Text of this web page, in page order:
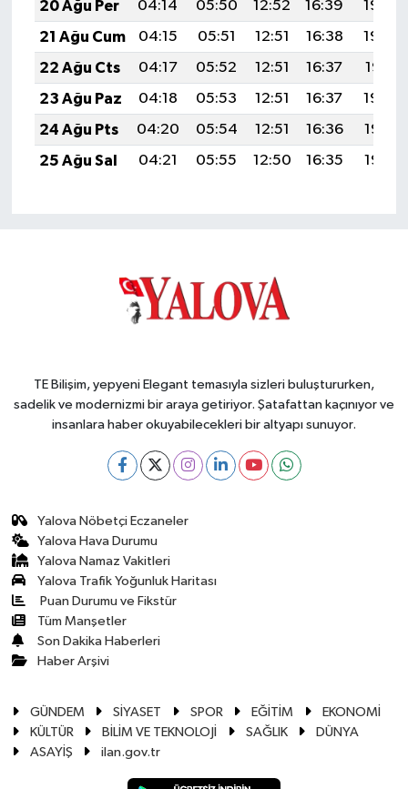
20 Ağu Per
04:14 05:50 12:52 16:39
19:44
21 Ağu Cum
04:15 05:51 12:51 16:38
19:42
22 Ağu Cts
04:17 05:52 12:51 16:37
19:41
23 Ağu Paz
04:18 05:53 12:51 16:37
19:39
24 Ağu Pts
04:20 05:54 12:51 16:36
19:38
25 Ağu Sal
04:21 05:55 12:50 16:35 19:36
TE Bilişim, yepyeni Elegant temasıyla sizleri buluştururken,
sadelik ve modernizmi bir araya getiriyor. Şatafattan kaçınıyor ve
insanlara haber okuyabilecekleri bir altyapı sunuyor.
Yalova Nöbetçi Eczaneler
Yalova Hava Durumu
Yalova Namaz Vakitleri
Yalova Trafik Yoğunluk Haritası
Puan Durumu ve Fikstür
Tüm Manşetler
Son Dakika Haberleri
Haber Arşivi
GÜNDEM SİYASET SPOR EĞİTİM
EKONOMİ
KÜLTÜR
BİLİM VE TEKNOLOJİ SAĞLIK
DÜNYA
ASAYİŞ
ilan.gov.tr